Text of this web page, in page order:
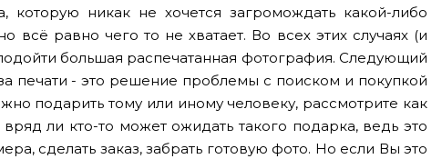
никак не хочется загромождать какой-либо
равно чего то не хватает. Во всех этих случаях (и
большая распечатанная фотография. Следующий
печати - это решение проблемы с поиском и покупкой
подарить тому или иному человеку, рассмотрите как
ли кто-то может ожидать такого подарка, ведь это
сделать заказ, забрать готовую фото. Но если Вы это